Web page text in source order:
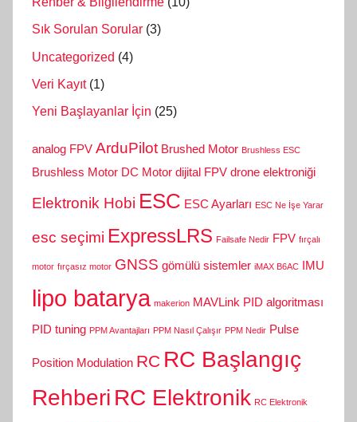
Sık Sorulan Sorular (3)
Uncategorized (4)
Veri Kayıt(1)
Yeni Başlayanlar İçin (25)
analog FPV ArduPilot Brushed Motor Brushless ESC
Brushless Motor DC Motor dijital FPV drone elektroniği
Elektronik Hobi ESC ESC Ayarları ESC Ne İşe Yarar
esc seçimi ExpressLRS Failsafe Nedir FPV fırçalı
motor fırçasız motor GNSS gömülü sistemler iMAX B6AC IMU
lipo batarya makerion MAVLink PID algoritması
PID tuning PPM Avantajları PPM Nasıl Çalışır PPM Nedir Pulse
Position Modulation RC RC Başlangıç
Rehberi RC Elektronik RC Elektronik